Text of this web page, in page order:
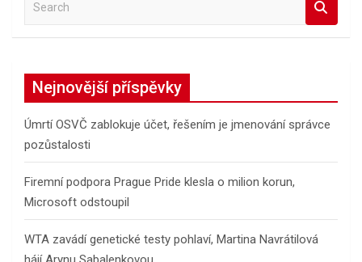
a
h
Nejnovější příspěvky
Úmrtí OSVČ zablokuje účet, řešením je jmenování správce
pozůstalosti
Firemní podpora Prague Pride klesla o milion korun,
Microsoft odstoupil
WTA zavádí genetické testy pohlaví, Martina Navrátilová